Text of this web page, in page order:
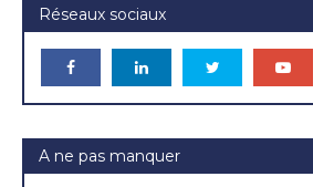
Réseaux sociaux
A ne pas manquer